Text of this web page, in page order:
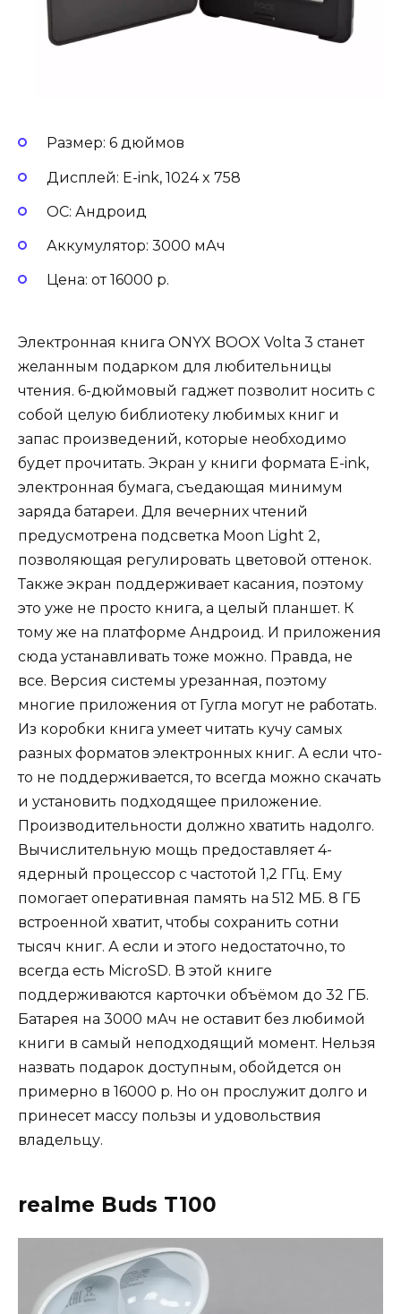
Размер: 6 дюймов
Дисплей: E-ink, 1024 x 758
ОС: Андроид
Аккумулятор: 3000 мАч
Цена: от 16000 р.
Электронная книга ONYX BOOX Volta 3 станет
желанным подарком для любительницы
чтения. 6-дюймовый гаджет позволит носить с
собой целую библиотеку любимых книг и
запас произведений, которые необходимо
будет прочитать. Экран у книги формата E-ink,
электронная бумага, съедающая минимум
заряда батареи. Для вечерних чтений
предусмотрена подсветка Moon Light 2,
позволяющая регулировать цветовой оттенок.
Также экран поддерживает касания, поэтому
это уже не просто книга, а целый планшет. К
тому же на платформе Андроид. И приложения
сюда устанавливать тоже можно. Правда, не
все. Версия системы урезанная, поэтому
многие приложения от Гугла могут не работать.
Из коробки книга умеет читать кучу самых
разных форматов электронных книг. А если что-
то не поддерживается, то всегда можно скачать
и установить подходящее приложение.
Производительности должно хватить надолго.
Вычислительную мощь предоставляет 4-
ядерный процессор с частотой 1,2 ГГц. Ему
помогает оперативная память на 512 МБ. 8 ГБ
встроенной хватит, чтобы сохранить сотни
тысяч книг. А если и этого недостаточно, то
всегда есть MicroSD. В этой книге
поддерживаются карточки объёмом до 32 ГБ.
Батарея на 3000 мАч не оставит без любимой
книги в самый неподходящий момент. Нельзя
назвать подарок доступным, обойдется он
примерно в 16000 р. Но он прослужит долго и
принесет массу пользы и удовольствия
владельцу.
realme Buds T100